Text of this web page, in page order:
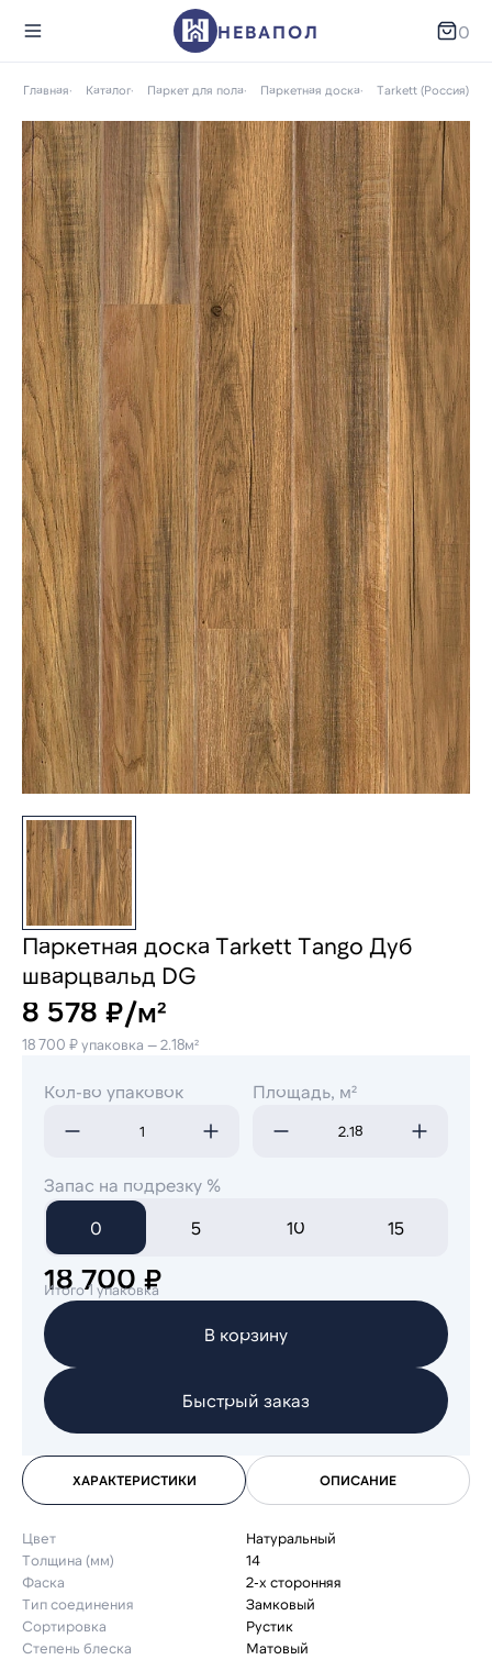
НЕВАПОЛ 0
Главная Каталог Паркет для пола Паркетная доска Tarkett (Россия)
Паркетная доска Tarkett Tango Дуб
шварцвальд DG
8 578 ₽/м²
18 700 ₽ упаковка — 2.18м²
Кол-во упаковок Площадь, м²
Запас на подрезку %
0 5 10 15
18 700 ₽
Итого 1 упаковка
В корзину
Быстрый заказ
ХАРАКТЕРИСТИКИ ОПИСАНИЕ
Цвет
Натуральный
Толщина (мм)
14
Фаска
2-х сторонняя
Тип соединения
Замковый
Сортировка
Рустик
Степень блеска
Матовый